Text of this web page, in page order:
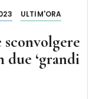
ULTIM'ORA
sconvolgere
due ‘grandi